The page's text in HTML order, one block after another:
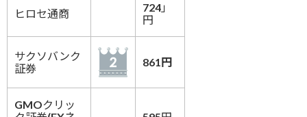
ヒロセ通商
724」
円
サクソバンク
証券
861円
GMOクリッ